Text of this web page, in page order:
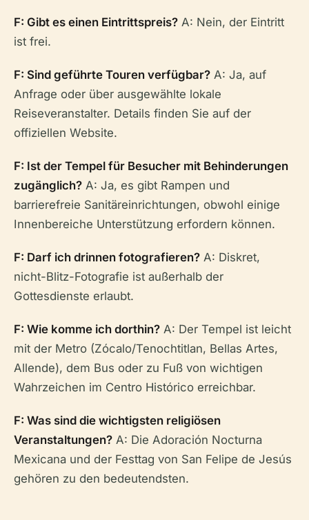
F: Gibt es einen Eintrittspreis? A: Nein, der Eintritt
ist frei.
F: Sind geführte Touren verfügbar? A: Ja, auf
Anfrage oder über ausgewählte lokale
Reiseveranstalter. Details finden Sie auf der
offiziellen Website.
F: Ist der Tempel für Besucher mit Behinderungen
zugänglich? A: Ja, es gibt Rampen und
barrierefreie Sanitäreinrichtungen, obwohl einige
Innenbereiche Unterstützung erfordern können.
F: Darf ich drinnen fotografieren? A: Diskret,
nicht-Blitz-Fotografie ist außerhalb der
Gottesdienste erlaubt.
F: Wie komme ich dorthin? A: Der Tempel ist leicht
mit der Metro (Zócalo/Tenochtitlan, Bellas Artes,
Allende), dem Bus oder zu Fuß von wichtigen
Wahrzeichen im Centro Histórico erreichbar.
F: Was sind die wichtigsten religiösen
Veranstaltungen? A: Die Adoración Nocturna
Mexicana und der Festtag von San Felipe de Jesús
gehören zu den bedeutendsten.